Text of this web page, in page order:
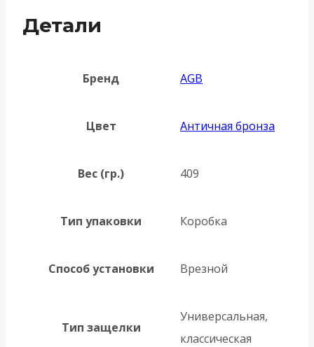
Детали
Бренд AGB
Цвет Античная бронза
Вес (гр.) 409
Тип упаковки Коробка
Способ установки Врезной
Тип защелки
Универсальная,
классическая